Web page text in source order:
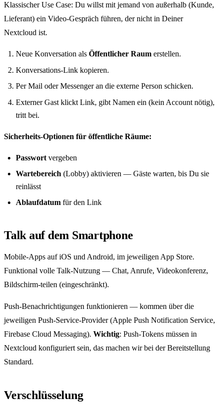
Klassischer Use Case: Du willst mit jemand von außerhalb (Kunde,
Lieferant) ein Video-Gespräch führen, der nicht in Deiner
Nextcloud ist.
Neue Konversation als Öffentlicher Raum erstellen.
Konversations-Link kopieren.
Per Mail oder Messenger an die externe Person schicken.
Externer Gast klickt Link, gibt Namen ein (kein Account nötig),
tritt bei.
Sicherheits-Optionen für öffentliche Räume:
Passwort vergeben
Wartebereich (Lobby) aktivieren — Gäste warten, bis Du sie
reinlässt
Ablaufdatum für den Link
Talk auf dem Smartphone
Mobile-Apps auf iOS und Android, im jeweiligen App Store.
Funktional volle Talk-Nutzung — Chat, Anrufe, Videokonferenz,
Bildschirm-teilen (eingeschränkt).
Push-Benachrichtigungen funktionieren — kommen über die
jeweiligen Push-Service-Provider (Apple Push Notification Service,
Firebase Cloud Messaging). Wichtig: Push-Tokens müssen in
Nextcloud konfiguriert sein, das machen wir bei der Bereitstellung
Standard.
Verschlüsselung